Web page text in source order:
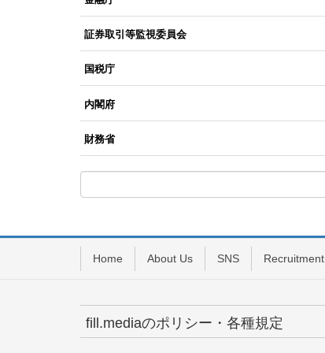
証券取引等監視委員会
国税庁
内閣府
財務省
Home About Us SNS Recruitment
fill.mediaのポリシー・各種規定